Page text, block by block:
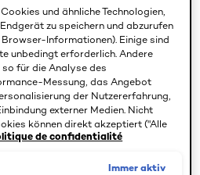
straff und elastisch
in der Kosmetikbranche,
wird. Das Molekül
eine Zuckerart aus west-
Dieses Buchenholz wird
weiter zu Pro-Xylane
und ähnliche Technologien,
zu speichern und abzurufen
Browser-Informationen). Einige sind
unbedingt erforderlich. Andere
für die Analyse des
Messung, das Angebot
der Nutzererfahrung,
externer Medien. Nicht
können direkt akzeptiert ("Alle
("Ohne Einwilligung fortfahren")
("Auswahl speichern"). Die
de confidentialité
Immer aktiv